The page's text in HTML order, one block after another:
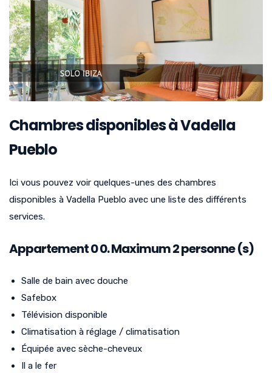
Chambres disponibles à Vadella
Pueblo
Ici vous pouvez voir quelques-unes des chambres
disponibles à Vadella Pueblo avec une liste des différents
services.
Appartement00. Maximum 2 personne (s)
Salle de bain avec douche
Safebox
Télévision disponible
Climatisation à réglage / climatisation
Équipée avec sèche-cheveux
Il a le fer